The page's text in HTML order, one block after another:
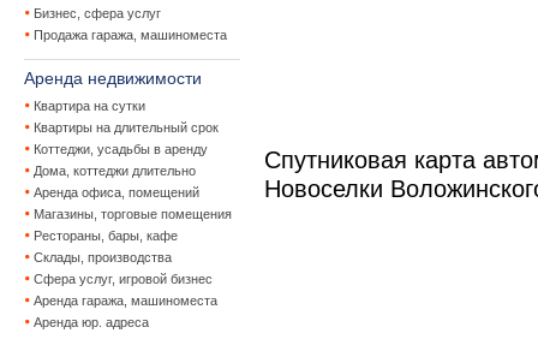
Бизнес, сфера услуг
Продажа гаража, машиноместа
Аренда недвижимости
Квартира на сутки
Квартиры на длительный срок
Коттеджи, усадьбы в аренду
Дома, коттеджи длительно
Аренда офиса, помещений
Магазины, торговые помещения
Рестораны, бары, кафе
Склады, производства
Сфера услуг, игровой бизнес
Аренда гаража, машиноместа
Аренда юр. адреса
Спутниковая карта
Новоселки